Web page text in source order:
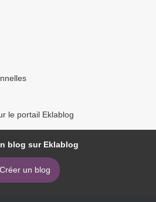
le portail Eklablog
blog sur Eklablog
Créer un blog